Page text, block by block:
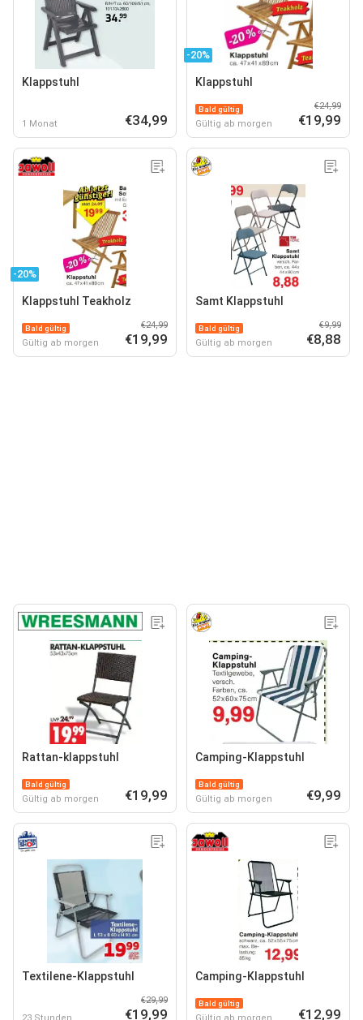
Klappstuhl
1 Monat €34,99
-20%
Klappstuhl
Bald gültig
Gültig ab morgen
€24,99
€19,99
-20%
Klappstuhl Teakholz
Bald gültig
Gültig ab morgen
€24,99
€19,99
Samt Klappstuhl
Bald gültig
Gültig ab morgen
€9,99
€8,88
Rattan-klappstuhl
Bald gültig
Gültig ab morgen €19,99
Camping-Klappstuhl
Bald gültig
Gültig ab morgen €9,99
Textilene-Klappstuhl
23 Stunden
€29,99
€19,99
Camping-Klappstuhl
Bald gültig
Gültig ab morgen €12,99